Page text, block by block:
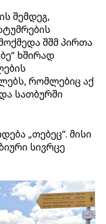
შემდეგ,
შშმ პირთა
ხშირად
რომლებიც აქ
სათბურში
„თებეც“. მისი
სივრცე